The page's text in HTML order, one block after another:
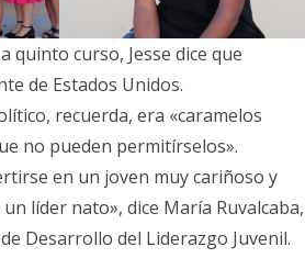
quinto curso, Jesse dice que
de Estados Unidos.
recuerda, era «caramelos
no pueden permitírselos».
en un joven muy cariñoso y
líder nato», dice María Ruvalcaba,
Desarrollo del Liderazgo Juvenil.